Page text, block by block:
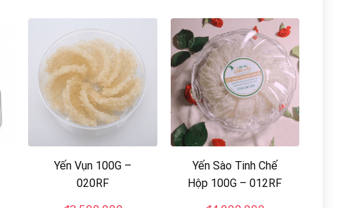
Yến Vụn 100G –
020RF
Yến Sào Tinh Chế
Hộp 100G – 012RF